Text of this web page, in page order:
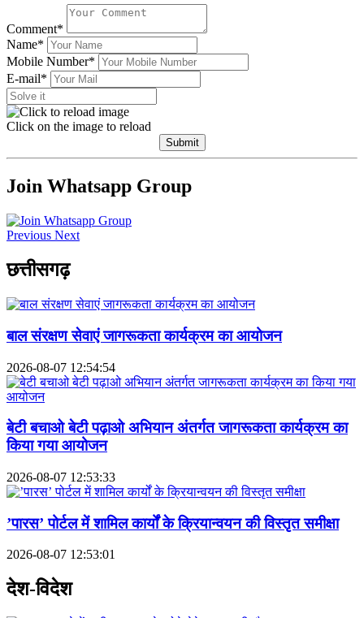
Comment*
Name*
Mobile Number*
E-mail*
Click on the image to reload
Submit
Join Whatsapp Group
Previous Next
छत्तीसगढ़
बाल संरक्षण सेवाएं जागरूकता कार्यक्रम का आयोजन
2026-08-07 12:54:54
बेटी बचाओ बेटी पढ़ाओ अभियान अंतर्गत जागरूकता कार्यक्रम का
किया गया आयोजन
2026-08-07 12:53:33
’पारस’ पोर्टल में शामिल कार्यों के क्रियान्वयन की विस्तृत समीक्षा
2026-08-07 12:53:01
देश-विदेश